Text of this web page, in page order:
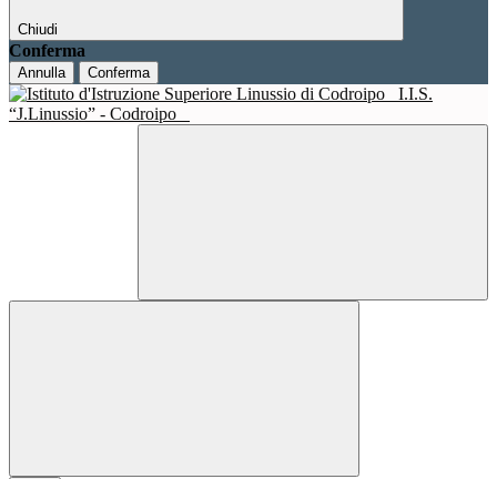
Chiudi
Conferma
Annulla Conferma
I.I.S.
“J.Linussio” - Codroipo